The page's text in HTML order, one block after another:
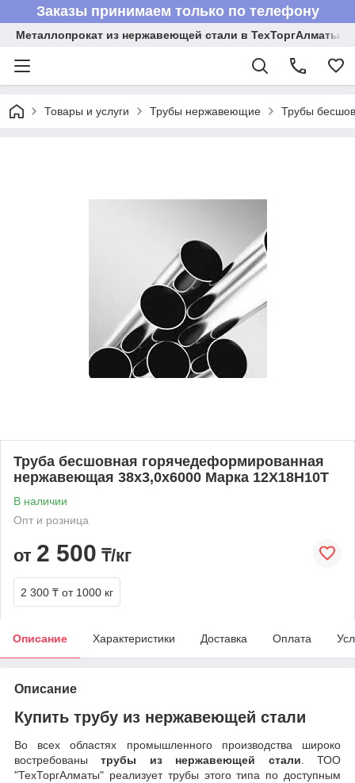
Заказы принимаем только по телефону
Металлопрокат из нержавеющей стали в ТехТоргАлматы
Товары и услуги Трубы нержавеющие Трубы
Труба бесшовная горячедеформированная
нержавеющая 38х3,0х6000 Марка 12Х18Н10Т
В наличии
Опт и розница
от 2 500 ₸/кг
2 300 ₸ от 1000 кг
Описание Характеристики Доставка Оплата
Описание
Купить трубу из нержавеющей стали
Во всех областях промышленного производства широко
востребованытрубы из нержавеющей стали. ТОО
"ТехТоргАлматы" реализует трубы этого типа по доступным